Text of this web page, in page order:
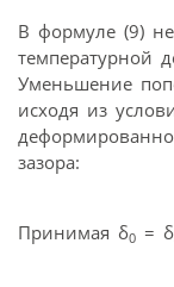
В формуле (9)
температурной
Уменьшение
исходя из
зазора:
Принимая δ0 =